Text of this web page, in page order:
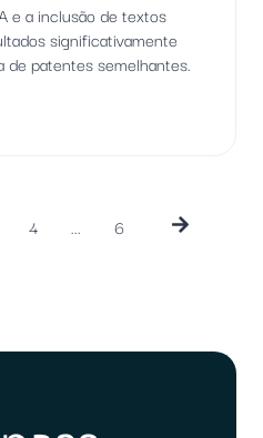
e a inclusão de textos
significativamente
de patentes semelhantes.
4 ... 6